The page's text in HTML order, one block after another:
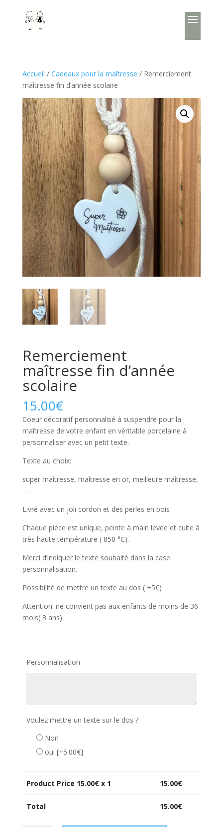
Accueil / Cadeaux pour la maîtresse / Remerciement
maîtresse fin d’année scolaire
Remerciement
maîtresse fin d’année
scolaire
15.00€
Coeur décoratif personnalisé à suspendre pour la
maîtresse de votre enfant en véritable porcelaine à
personnaliser avec un petit texte.
Texte au choix:
super maîtresse, maîtresse en or, meilleure maîtresse,
…
Livré avec un joli cordon et des perles en bois
Chaque pièce est unique, peinte à main levée et cuite à
très haute température ( 850 °C).
Merci d’indiquer le texte souhaité dans la case
personnalisation.
Possibilité de mettre un texte au dos ( +5€)
Attention: ne convient pas aux enfants de moins de 36
mois( 3 ans).
Personnalisation
Voulez mettre un texte sur le dos ?
Non
oui [+5.00€]
Product Price 15.00€ x 1 15.00€
Total 15.00€